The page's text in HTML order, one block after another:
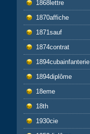
1868lettre
1870affiche
1871sauf
1874contrat
1894cubainfanterie
1894diplôme
18eme
18th
1930cie